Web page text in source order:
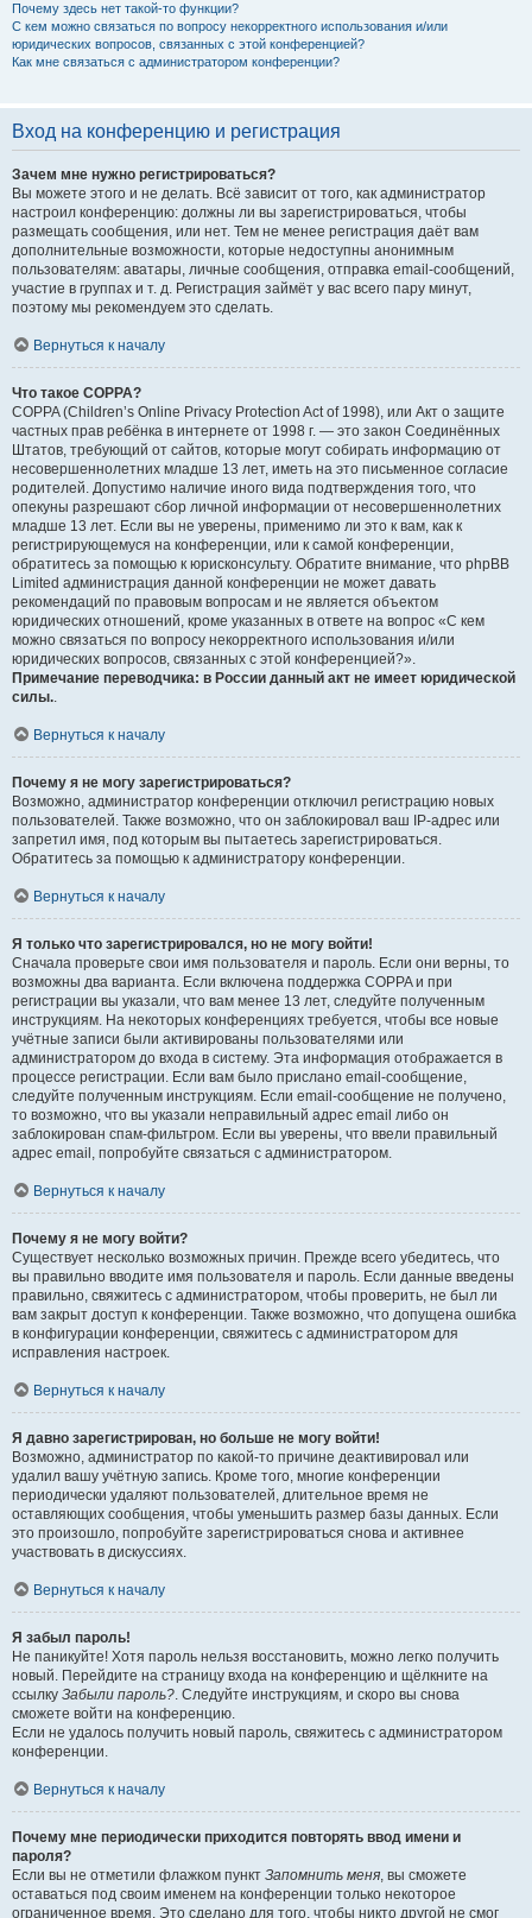
Почему здесь нет такой-то функции?
С кем можно связаться по вопросу некорректного использования и/или
юридических вопросов, связанных с этой конференцией?
Как мне связаться с администратором конференции?
Вход на конференцию и регистрация
Зачем мне нужно регистрироваться?
Вы можете этого и не делать. Всё зависит от того, как администратор
настроил конференцию: должны ли вы зарегистрироваться, чтобы
размещать сообщения, или нет. Тем не менее регистрация даёт вам
дополнительные возможности, которые недоступны анонимным
пользователям: аватары, личные сообщения, отправка email-сообщений,
участие в группах и т. д. Регистрация займёт у вас всего пару минут,
поэтому мы рекомендуем это сделать.
Вернуться к началу
Что такое COPPA?
COPPA (Children’s Online Privacy Protection Act of 1998), или Акт о защите
частных прав ребёнка в интернете от 1998 г. — это закон Соединённых
Штатов, требующий от сайтов, которые могут собирать информацию от
несовершеннолетних младше 13 лет, иметь на это письменное согласие
родителей. Допустимо наличие иного вида подтверждения того, что
опекуны разрешают сбор личной информации от несовершеннолетних
младше 13 лет. Если вы не уверены, применимо ли это к вам, как к
регистрирующемуся на конференции, или к самой конференции,
обратитесь за помощью к юрисконсульту. Обратите внимание, что phpBB
Limited администрация данной конференции не может давать
рекомендаций по правовым вопросам и не является объектом
юридических отношений, кроме указанных в ответе на вопрос «С кем
можно связаться по вопросу некорректного использования и/или
юридических вопросов, связанных с этой конференцией?».
Примечание переводчика: в России данный акт не имеет юридической
силы..
Вернуться к началу
Почему я не могу зарегистрироваться?
Возможно, администратор конференции отключил регистрацию новых
пользователей. Также возможно, что он заблокировал ваш IP-адрес или
запретил имя, под которым вы пытаетесь зарегистрироваться.
Обратитесь за помощью к администратору конференции.
Вернуться к началу
Я только что зарегистрировался, но не могу войти!
Сначала проверьте свои имя пользователя и пароль. Если они верны, то
возможны два варианта. Если включена поддержка COPPA и при
регистрации вы указали, что вам менее 13 лет, следуйте полученным
инструкциям. На некоторых конференциях требуется, чтобы все новые
учётные записи были активированы пользователями или
администратором до входа в систему. Эта информация отображается в
процессе регистрации. Если вам было прислано email-сообщение,
следуйте полученным инструкциям. Если email-сообщение не получено,
то возможно, что вы указали неправильный адрес email либо он
заблокирован спам-фильтром. Если вы уверены, что ввели правильный
адрес email, попробуйте связаться с администратором.
Вернуться к началу
Почему я не могу войти?
Существует несколько возможных причин. Прежде всего убедитесь, что
вы правильно вводите имя пользователя и пароль. Если данные введены
правильно, свяжитесь с администратором, чтобы проверить, не был ли
вам закрыт доступ к конференции. Также возможно, что допущена ошибка
в конфигурации конференции, свяжитесь с администратором для
исправления настроек.
Вернуться к началу
Я давно зарегистрирован, но больше не могу войти!
Возможно, администратор по какой-то причине деактивировал или
удалил вашу учётную запись. Кроме того, многие конференции
периодически удаляют пользователей, длительное время не
оставляющих сообщения, чтобы уменьшить размер базы данных. Если
это произошло, попробуйте зарегистрироваться снова и активнее
участвовать в дискуссиях.
Вернуться к началу
Я забыл пароль!
Не паникуйте! Хотя пароль нельзя восстановить, можно легко получить
новый. Перейдите на страницу входа на конференцию и щёлкните на
ссылку Забыли пароль?. Следуйте инструкциям, и скоро вы снова
сможете войти на конференцию.
Если не удалось получить новый пароль, свяжитесь с администратором
конференции.
Вернуться к началу
Почему мне периодически приходится повторять ввод имени и
пароля?
Если вы не отметили флажком пункт Запомнить меня, вы сможете
оставаться под своим именем на конференции только некоторое
ограниченное время. Это сделано для того, чтобы никто другой не смог